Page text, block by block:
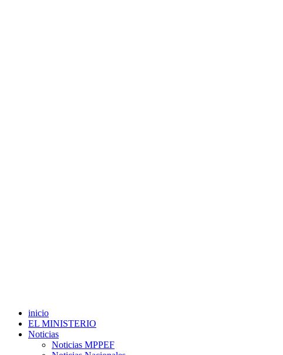
inicio
EL MINISTERIO
Noticias
Noticias MPPEF